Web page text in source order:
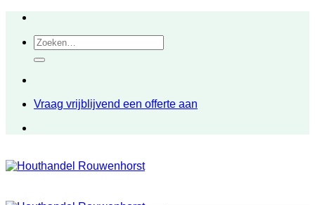
inhoudZoeken
naar:
Vraag vrijblijvend een offerte aan